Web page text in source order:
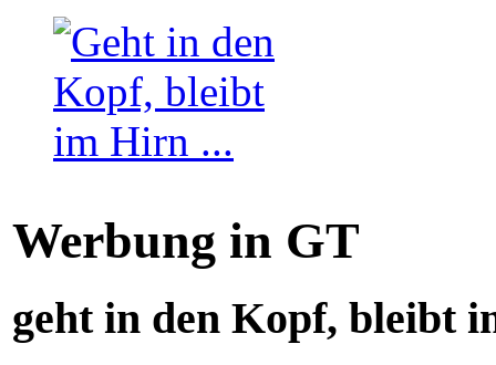
Werbung in GT
geht in den Kopf, bleibt